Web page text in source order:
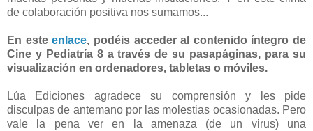
de colaboración positiva nos sumamos...
En esteenlace, podéis acceder al contenido íntegro de
Cine y Pediatría 8 a través de su pasapáginas, para su
visualización en ordenadores, tabletas o móviles.
Lúa Ediciones agradece su comprensión y les pide
disculpas de antemano por las molestias ocasionadas. Pero
vale la pena ver en la amenaza (de un virus) una